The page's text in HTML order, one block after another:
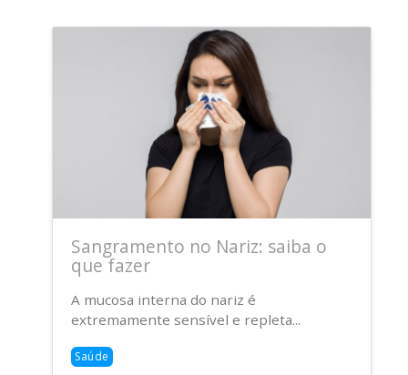
Sangramento no Nariz: saiba o
que fazer
A mucosa interna do nariz é
extremamente sensível e repleta...
Saúde